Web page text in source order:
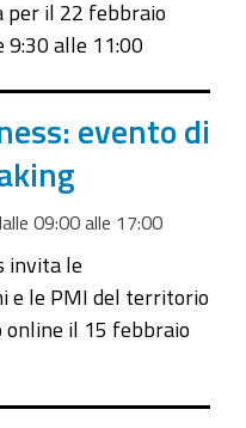
per il 22 febbraio
9:30 alle 11:00
evento di
09:00alle 17:00
invita le
e le PMI del territorio
online il 15 febbraio